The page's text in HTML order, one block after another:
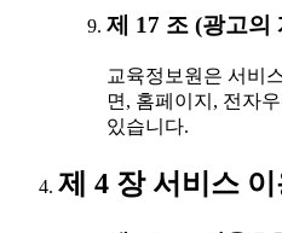
제 17 조 (광고의
교육정보원은 서비
면, 홈페이지, 전자
있습니다.
제 4 장 서비스